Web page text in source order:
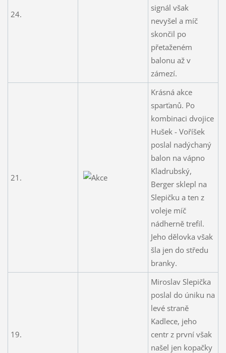
24.
signál však
nevyšel a míč
skončil po
přetaženém
balonu až v
zámezí.
21.
Krásná akce
sparťanů. Po
kombinaci dvojice
Hušek - Voříšek
poslal nadýchaný
balon na vápno
Kladrubský,
Berger sklepl na
Slepičku a ten z
voleje míč
nádherně trefil.
Jeho dělovka však
šla jen do středu
branky.
19.
Miroslav Slepička
poslal do úniku na
levé straně
Kadlece, jeho
centr z první však
našel jen kopačky